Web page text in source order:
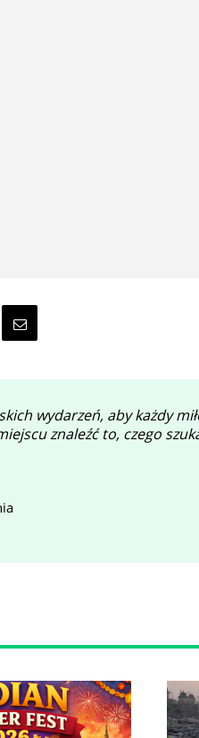
wydarzeń, aby każdy
znaleźć to, czego